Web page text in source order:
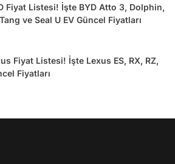
Fiyat Listesi! İşte BYD Atto 3, Dolphin,
ve Seal U EV Güncel Fiyatları
Fiyat Listesi! İşte Lexus ES, RX, RZ,
Fiyatları